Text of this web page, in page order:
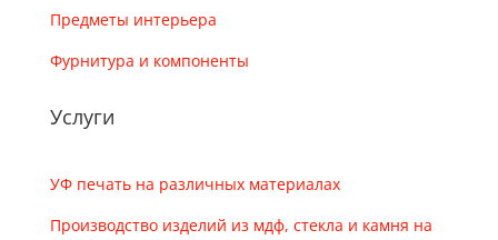
Предметы интерьера
Фурнитура и компоненты
Услуги
УФ печать на различных материалах
Производство изделий из мдф, стекла и камня на